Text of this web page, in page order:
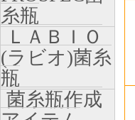
糸瓶
ＬＡＢＩＯ
(ラビオ)菌糸
瓶
菌糸瓶作成